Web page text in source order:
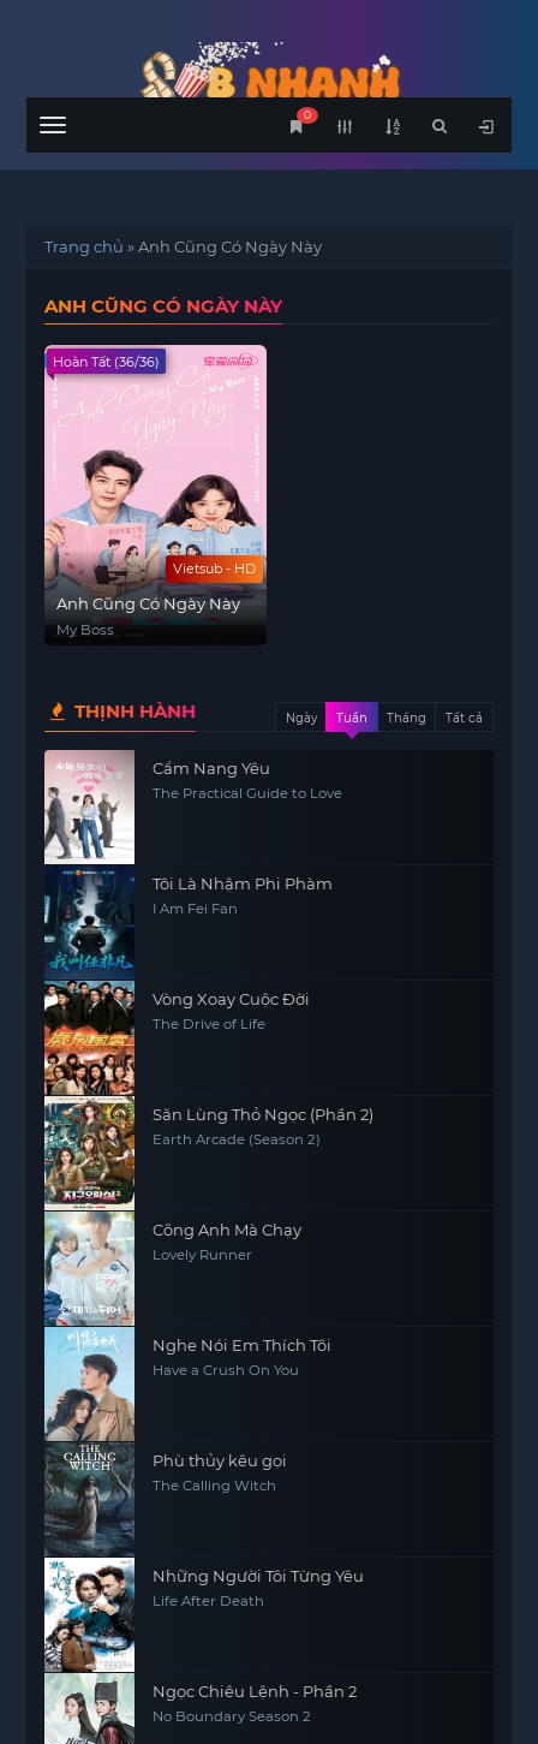
Menu
0
Trang chủ »Anh Cũng Có Ngày Này
ANH CŨNG CÓ NGÀY NÀY
Vietsub - HD
Hoàn Tất (36/36)
Anh Cũng Có Ngày Này
My Boss
THỊNH HÀNH Ngày Tuần Tháng Tất cả
Cẩm Nang Yêu
The Practical Guide to Love
Tôi Là Nhậm Phi Phàm
I Am Fei Fan
Vòng Xoay Cuộc Đời
The Drive of Life
Săn Lùng Thỏ Ngọc (Phần 2)
Earth Arcade (Season 2)
Cõng Anh Mà Chạy
Lovely Runner
Nghe Nói Em Thích Tôi
Have a Crush On You
Phù thủy kêu gọi
The Calling Witch
Những Người Tôi Từng Yêu
Life After Death
Ngọc Chiêu Lệnh - Phần 2
No Boundary Season 2